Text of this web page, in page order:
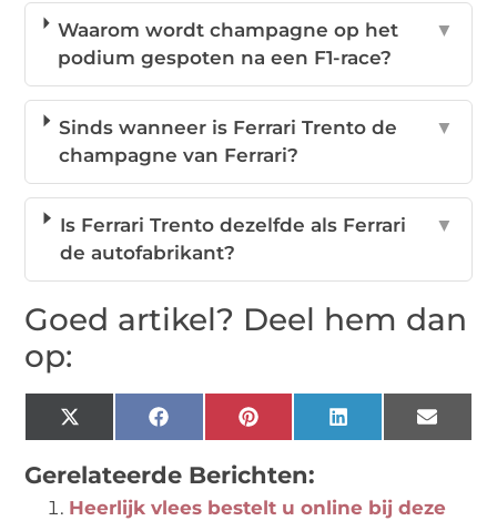
Waarom wordt champagne op het
podium gespoten na een F1-race?
▼
Sinds wanneer is Ferrari Trento de
champagne van Ferrari?
▼
Is Ferrari Trento dezelfde als Ferrari
de autofabrikant?
▼
Goed artikel? Deel hem dan
op:
X
(Twitter)
FacebookPinterestLinkedIn Email
Gerelateerde Berichten:
Heerlijk vlees bestelt u online bij deze